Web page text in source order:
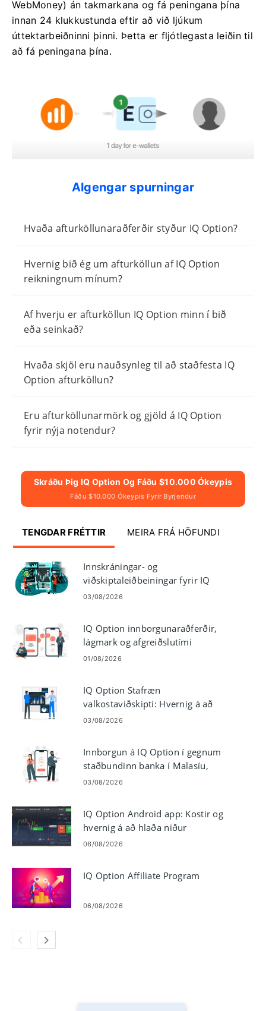
WebMoney) án takmarkana og fá peningana þína
innan 24 klukkustunda eftir að við ljúkum
úttektarbeiðninni þinni. Þetta er fljótlegasta leiðin til
að fá peningana þína.
Algengar spurningar
Hvaða afturköllunaraðferðir styður IQ Option?
Hvernig bið ég um afturköllun af IQ Option
reikningnum mínum?
Af hverju er afturköllun IQ Option minn í bið
eða seinkað?
Hvaða skjöl eru nauðsynleg til að staðfesta IQ
Option afturköllun?
Eru afturköllunarmörk og gjöld á IQ Option
fyrir nýja notendur?
Skráðu Þig IQ Option Og Fáðu $10.000 Ókeypis
Fáðu $10.000 Ókeypis Fyrir Byrjendur
TENGDAR FRÉTTIR MEIRA FRÁ HÖFUNDI
Innskráningar- og
viðskiptaleiðbeiningar fyrir IQ
Option fyrir tvöfalda valkosti
03/08/2026
IQ Option innborgunaraðferðir,
lágmark og afgreiðslutími
01/08/2026
IQ Option Stafræn
valkostaviðskipti: Hvernig á að
setja og stjórna viðskiptum
03/08/2026
Innborgun á IQ Option í gegnum
staðbundinn banka í Malasíu,
Tælandi og Laos
03/08/2026
IQ Option Android app: Kostir og
hvernig á að hlaða niður
06/08/2026
IQ Option Affiliate Program
06/08/2026